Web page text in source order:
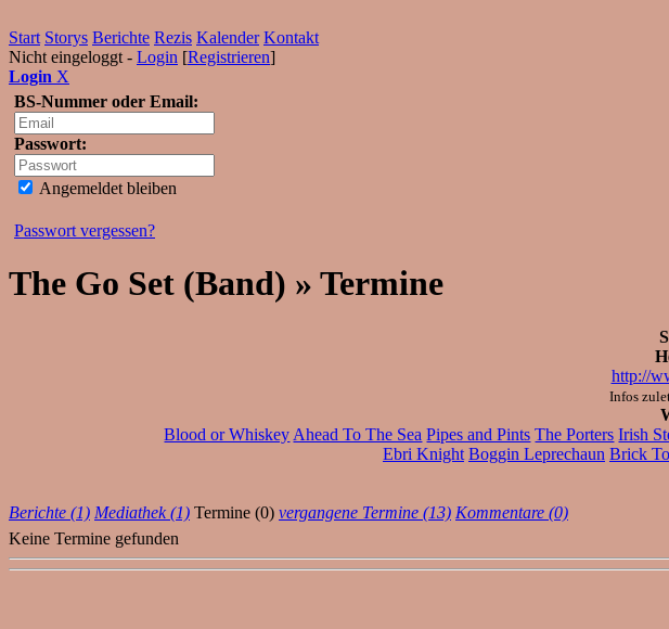
Start Storys Berichte Rezis Kalender Kontakt
Nicht eingeloggt - Login [Registrieren]
Login X
BS-Nummer oder Email:
Passwort:
Angemeldet bleiben
Passwort vergessen?
The Go Set (Band) » Termine
http://
Infos
Blood or Whiskey Ahead To The Sea Pipes and Pints The Porters Irish
Ebri Knight Boggin Leprechaun Brick
Berichte (1) Mediathek (1) Termine (0) vergangene Termine (13) Kommentare (0)
Keine Termine gefunden